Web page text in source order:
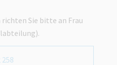
Sie bitte an Frau